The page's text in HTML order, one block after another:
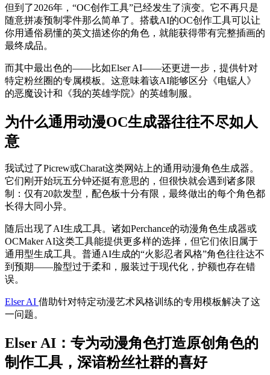
但到了2026年，“OC创作工具”已经发生了演变。它不再只是
随意拼凑预制零件那么简单了。搭载AI的OC创作工具可以让
你用通俗易懂的英文描述你的角色，就能获得带有完整插画的
最终成品。
而其中最出色的——比如Elser AI——还更进一步，提供针对
特定粉丝圈的专属模板。这意味着该AI能够区分《电锯人》
的恶魔设计和《我的英雄学院》的英雄制服。
为什么通用动漫OC生成器往往不尽如人
意
我试过了Picrew或Charat这类网站上的通用动漫角色生成器。
它们刚开始玩五分钟还挺有意思的，但很快就会遇到诸多限
制：仅有20款发型，配色板十分有限，最终做出的每个角色都
长得大同小异。
随后出现了AI生成工具。诸如Perchance的动漫角色生成器或
OCMaker AI这类工具能提供更多样的选择，但它们依旧属于
通用型生成工具。普通AI生成的“火影忍者风格”角色往往达不
到预期——脸型过于柔和，服装过于现代化，护额也存在错
误。
Elser AI 借助针对特定动漫艺术风格训练的专用模板解决了这
一问题。
Elser AI：专为动漫角色打造原创角色的
制作工具，深谙粉丝社群的喜好